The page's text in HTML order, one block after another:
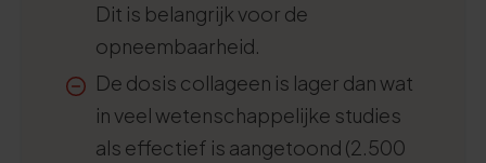
Dit is belangrijk voor de
opneembaarheid.
De dosis collageen is lager dan wat
in veel wetenschappelijke studies
als effectief is aangetoond (2.500